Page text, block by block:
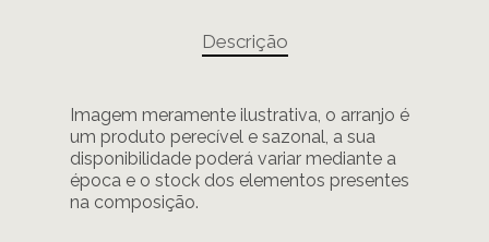
Descrição
Imagem meramente ilustrativa, o arranjo é
um produto perecível e sazonal, a sua
disponibilidade poderá variar mediante a
época e o stock dos elementos presentes
na composição.